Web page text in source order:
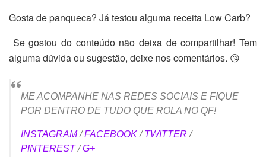
Gosta de panqueca? Já testou alguma receita Low Carb?
Se gostou do conteúdo não deixa de compartilhar! Tem
alguma dúvida ou sugestão, deixe nos comentários. 😘
ME ACOMPANHE NAS REDES SOCIAIS E FIQUE
POR DENTRO DE TUDO QUE ROLA NO QF!
INSTAGRAM/FACEBOOK/TWITTER /
PINTEREST/G+